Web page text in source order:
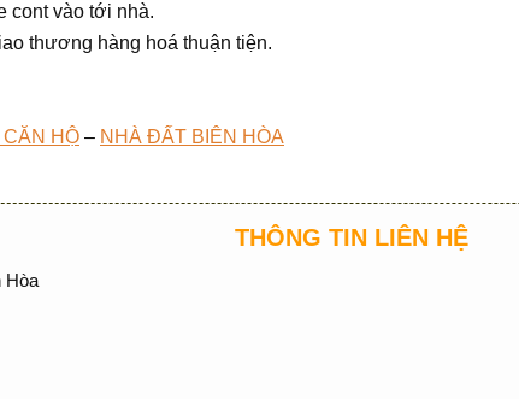
cont vào tới nhà.
thương hàng hoá thuận tiện.
HỘ – NHÀ ĐẤT BIÊN HÒA
THÔNG TIN LIÊN HỆ
Hòa